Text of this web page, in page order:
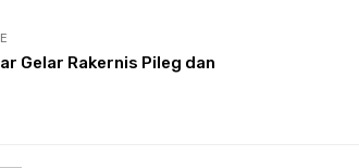
Gelar Rakernis Pileg dan